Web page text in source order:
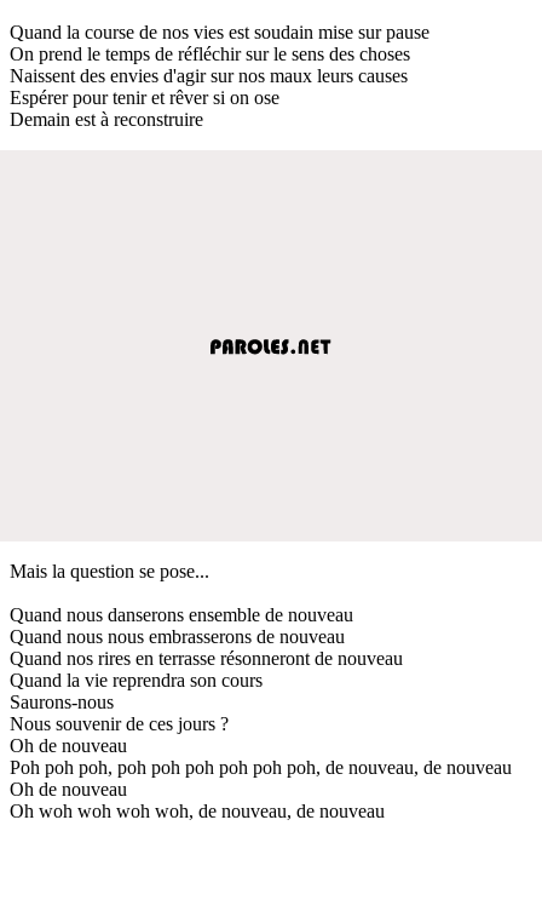
Quand la course de nos vies est soudain mise sur pause
On prend le temps de réfléchir sur le sens des choses
Naissent des envies d'agir sur nos maux leurs causes
Espérer pour tenir et rêver si on ose
Demain est à reconstruire
Mais la question se pose...
Quand nous danserons ensemble de nouveau
Quand nous nous embrasserons de nouveau
Quand nos rires en terrasse résonneront de nouveau
Quand la vie reprendra son cours
Saurons-nous
Nous souvenir de ces jours ?
Oh de nouveau
Poh poh poh, poh poh poh poh poh poh, de nouveau, de nouveau
Oh de nouveau
Oh woh woh woh woh, de nouveau, de nouveau